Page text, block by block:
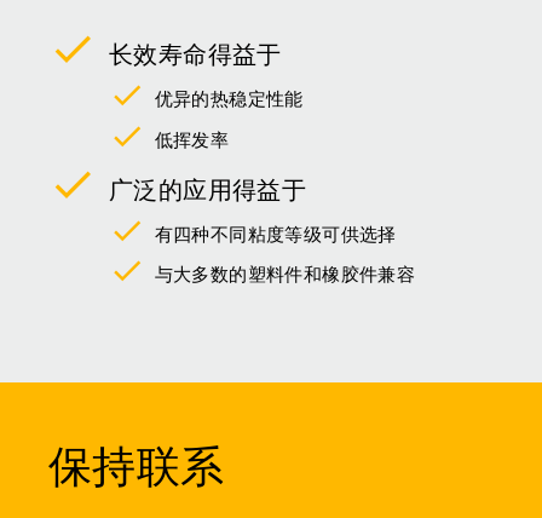
长效寿命得益于
优异的热稳定性能
低挥发率
广泛的应用得益于
有四种不同粘度等级可供选择
与大多数的塑料件和橡胶件兼容
保持联系